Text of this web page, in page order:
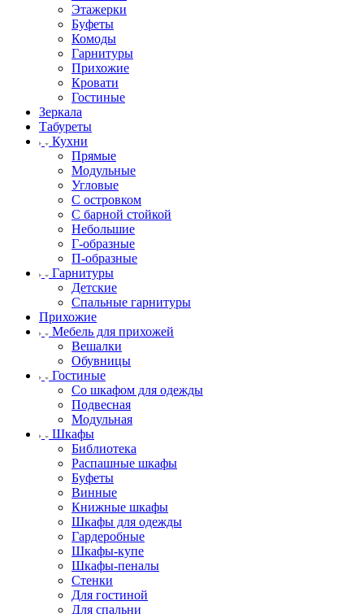
Этажерки
Буфеты
Комоды
Гарнитуры
Прихожие
Кровати
Гостиные
Зеркала
Табуреты
Кухни
Прямые
Модульные
Угловые
С островком
С барной стойкой
Небольшие
Г-образные
П-образные
Гарнитуры
Детские
Спальные гарнитуры
Прихожие
Мебель для прихожей
Вешалки
Обувницы
Гостиные
Со шкафом для одежды
Подвесная
Модульная
Шкафы
Библиотека
Распашные шкафы
Буфеты
Винные
Книжные шкафы
Шкафы для одежды
Гардеробные
Шкафы-купе
Шкафы-пеналы
Стенки
Для гостиной
Для спальни